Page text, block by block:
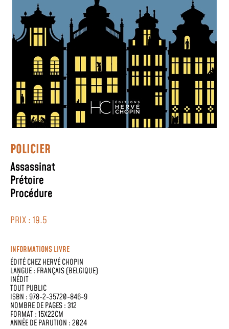
POLICIER
Assassinat
Prétoire
Procédure
PRIX : 19.5
INFORMATIONS LIVRE
ÉDITÉ CHEZHERVÉ CHOPIN
LANGUE : FRANÇAIS (BELGIQUE)
INÉDIT
TOUT PUBLIC
ISBN : 978-2-35720-846-9
NOMBRE DE PAGES : 312
FORMAT : 15X22CM
ANNÉE DE PARUTION : 2024